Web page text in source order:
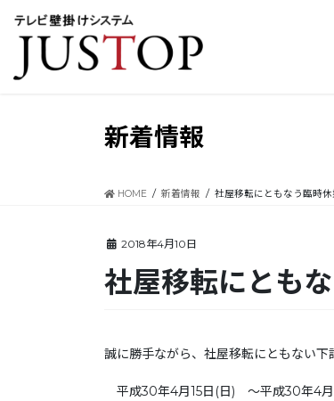
新着情報
HOME 新着情報 社屋移転にともなう臨時
2018年4月10日
社屋移転にとも
誠に勝手ながら、社屋移転にともない下
平成30年4月15日(日) ～平成30年4月